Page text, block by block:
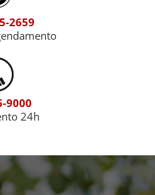
2659
9000
24h